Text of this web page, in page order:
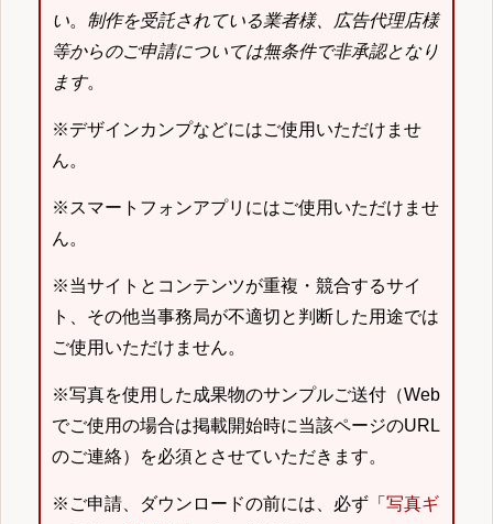
い。 制作を受託されている業者様、広告代理店様
等からのご申請については無条件で非承認となり
ます。
※デザインカンプなどにはご使用いただけませ
ん。
※スマートフォンアプリにはご使用いただけませ
ん。
※当サイトとコンテンツが重複・競合するサイ
ト、その他当事務局が不適切と判断した用途では
ご使用いただけません。
※写真を使用した成果物のサンプルご送付（Web
でご使用の場合は掲載開始時に当該ページのURL
のご連絡）を必須とさせていただきます。
※ご申請、ダウンロードの前には、必ず「 写真ギ